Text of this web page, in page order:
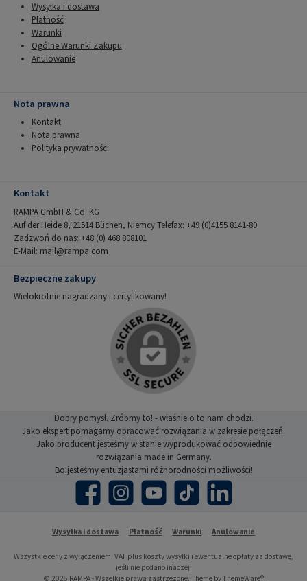
Wysyłka i dostawa
Płatność
Warunki
Ogólne Warunki Zakupu
Anulowanie
Nota prawna
Kontakt
Nota prawna
Polityka prywatności
Kontakt
RAMPA GmbH & Co. KG
Auf der Heide 8, 21514 Büchen, Niemcy Telefax: +49 (0)4155 8141-80
Zadzwoń do nas: +48 (0) 468 808101
E-Mail: mail@rampa.com
Bezpieczne zakupy
Wielokrotnie nagradzany i certyfikowany!
Dobry pomysł. Zróbmy to! - właśnie o to nam chodzi.
Jako ekspert pomagamy opracować rozwiązania w zakresie połączeń.
Jako producent jesteśmy w stanie wyprodukować odpowiednie
rozwiązania made in Germany.
Bo jesteśmy entuzjastami różnorodności możliwości!
Facebook Instagram YouTube TikTok LinkedIn
Wysyłka i dostawa Płatność Warunki Anulowanie
Wszystkie ceny z wyłączeniem. VAT plus koszty wysyłki i ewentualne opłaty za dostawę,
jeśli nie podano inaczej.
© 2026 RAMPA - Wszelkie prawa zastrzeżone. Theme byThemeWare®